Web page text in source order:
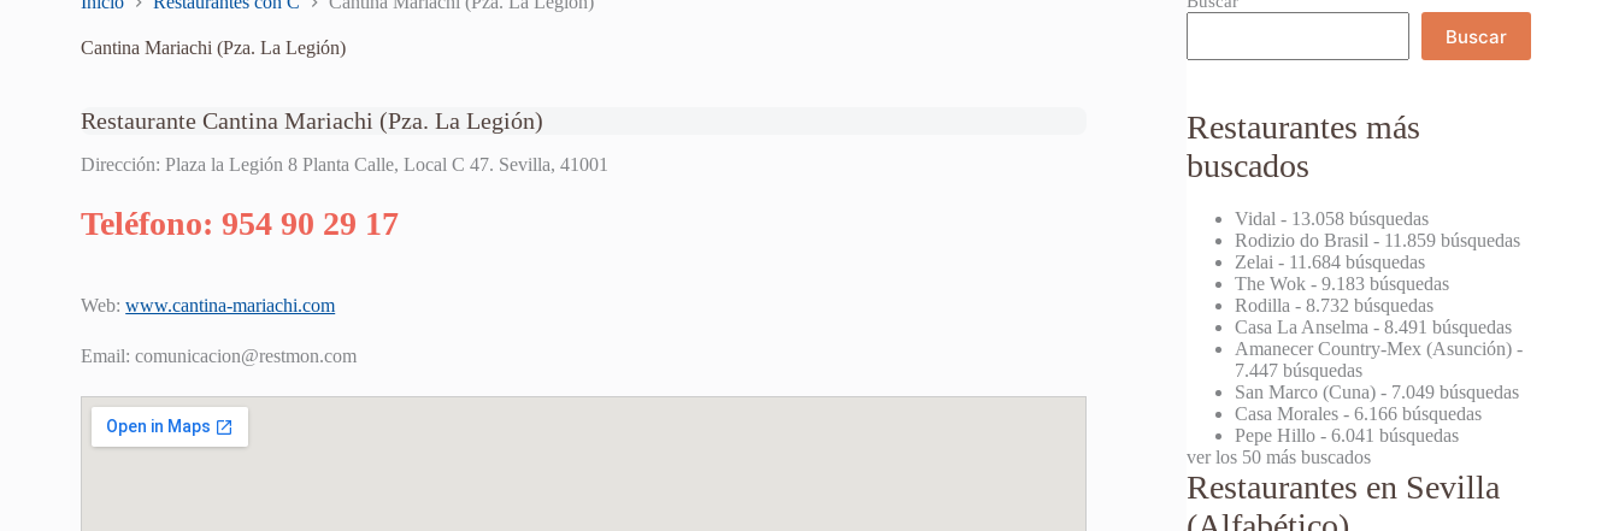
Cantina Mariachi (Pza. La Legión)
Restaurante Cantina Mariachi (Pza. La Legión)
Dirección: Plaza la Legión 8 Planta Calle, Local C 47. Sevilla, 41001
Teléfono: 954 90 29 17
Web:www.cantina-mariachi.com
Email:comunicacion@restmon.com
Buscar
Restaurantes más
buscados
Vidal - 13.058 búsquedas
Rodizio do Brasil - 11.859 búsquedas
Zelai - 11.684 búsquedas
The Wok - 9.183 búsquedas
Rodilla - 8.732 búsquedas
Casa La Anselma - 8.491 búsquedas
Amanecer Country-Mex (Asunción) -
7.447 búsquedas
San Marco (Cuna) - 7.049 búsquedas
Casa Morales - 6.166 búsquedas
Pepe Hillo - 6.041 búsquedas
ver los 50 más buscados
Restaurantes en Sevilla